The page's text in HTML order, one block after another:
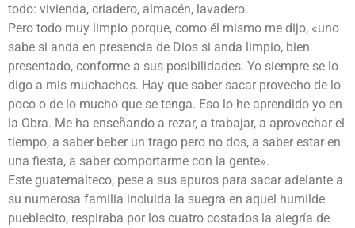
todo: vivienda, criadero, almacén, lavadero.
Pero todo muy limpio porque, como él mismo me dijo, «uno
sabe si anda en presencia de Dios si anda limpio, bien
presentado, conforme a sus posibilidades. Yo siempre se lo
digo a mis muchachos. Hay que saber sacar provecho de lo
poco o de lo mucho que se tenga. Eso lo he aprendido yo en
la Obra. Me ha enseñando a rezar, a trabajar, a aprovechar el
tiempo, a saber beber un trago pero no dos, a saber estar en
una fiesta, a saber comportarme con la gente».
Este guatemalteco, pese a sus apuros para sacar adelante a
su numerosa familia incluida la suegra en aquel humilde
pueblecito, respiraba por los cuatro costados la alegría de